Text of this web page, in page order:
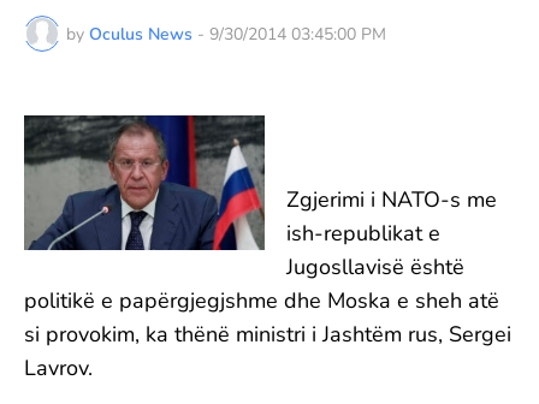
by Oculus News - 9/30/2014 03:45:00 PM
Zgjerimi i NATO-s me
ish-republikat e
Jugosllavisë është
politikë e papërgjegjshme dhe Moska e sheh atë
si provokim, ka thënë ministri i Jashtëm rus, Sergei
Lavrov.